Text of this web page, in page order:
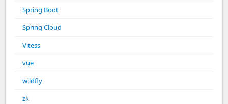
Spring Boot
Spring Cloud
Vitess
vue
wildfly
zk